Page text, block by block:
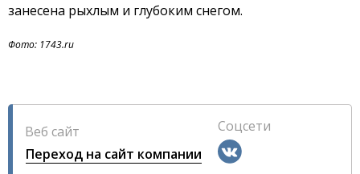
занесена рыхлым и глубоким снегом.
Фото: 1743.ru
Веб сайт
Переход на сайт компании
Соцсети